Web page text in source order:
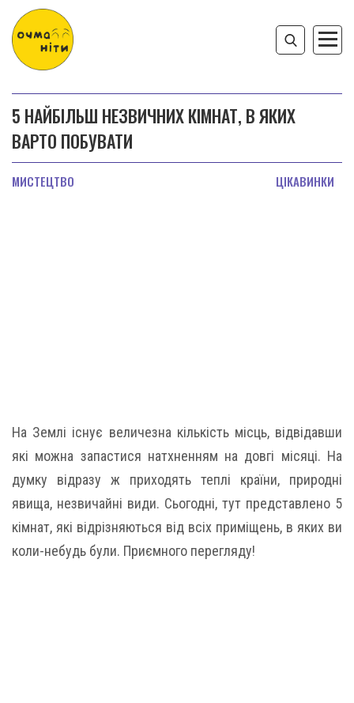
5 НАЙБІЛЬШ НЕЗВИЧНИХ КІМНАТ, В ЯКИХ
ВАРТО ПОБУВАТИ
МИСТЕЦТВО ЦІКАВИНКИ
На Землі існує величезна кількість місць, відвідавши
які можна запастися натхненням на довгі місяці. На
думку відразу ж приходять теплі країни, природні
явища, незвичайні види. Сьогодні, тут представлено 5
кімнат, які відрізняються від всіх приміщень, в яких ви
коли-небудь були. Приємного перегляду!